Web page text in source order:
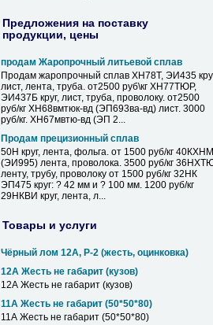
Предложения на поставку
продукции, цены
продам Жаропрочный литьевой сплав
Продам жаропрочный сплав ХН78Т, ЭИ435
лист, лента, труба. от2500 руб\кг ХН77ТЮР,
ЭИ437Б круг, лист, труба, проволоку. от2500
руб/кг ХН68вмтюк-вд (ЭП693ва-вд) лист. 3000
руб/кг. ХН67мвтю-вд (ЭП 2...
Продам прецизионный сплав
50Н круг, лента, фольга. от 1500 руб/кг 40КХНМ
(ЭИ995) лента, проволока. 3500 руб/кг
ленту, трубу, проволоку от 1500 руб/кг 32НК
ЭП475 круг: ? 42 мм и ? 100 мм. 1200 руб/кг
29НКВИ круг, лента, л...
Товары и услуги
Чёрный лом 12А, Р-2 (жесть, оцинковка)
12А Жесть не габарит (кузов)
12А Жесть не габарит (кузов)
11А Жесть не габарит (50*50*80)
11А Жесть не габарит (50*50*80)